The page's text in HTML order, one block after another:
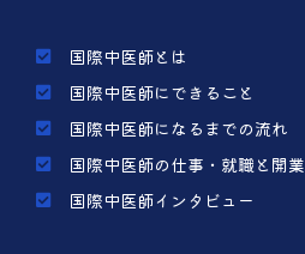
国際中医師とは
国際中医師にできること
国際中医師になるまでの流れ
国際中医師の仕事・就職と開業
国際中医師インタビュー